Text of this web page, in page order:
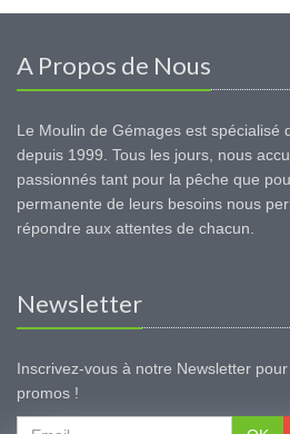
A Propos de Nous
Le Moulin de Gémages est spécialisé
depuis 1999. Tous les jours, nous
passionnés tant pour la pêche que
permanente de leurs besoins nous
répondre aux attentes de chacun.
Newsletter
Inscrivez-vous à notre Newsletter
promos !